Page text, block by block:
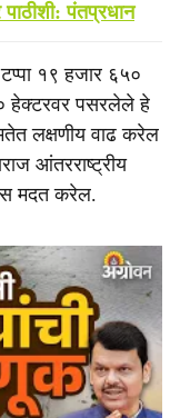
पंतप्रधान
टप्पा १९ हजार ६५०
हेक्टरवर पसरलेले हे
लक्षणीय वाढ करेल
आंतरराष्ट्रीय
मदत करेल.